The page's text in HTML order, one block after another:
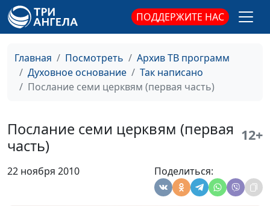
ПОДДЕРЖИТЕ НАС
Главная Посмотреть
Архив ТВ программ
Духовное основание
Так написано
Послание семи церквям (первая часть)
Послание семи церквям (первая
часть)
12+
22 ноября 2010 Поделиться:
Исход борьбы
Ежеля Михаил
Юрьевич
#796
Семь чаш гнева
Ежеля Михаил
Юрьевич
Образ зверя
Ежеля Михаил
#793
Жена и дракон
Ежеля Михаил
Юрьевич
#792